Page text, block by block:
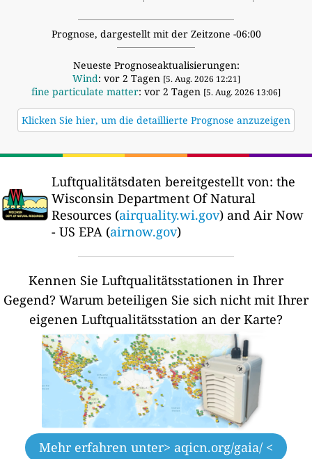
Prognose, dargestellt mit der Zeitzone -06:00
Neueste Prognoseaktualisierungen:
Wind: vor 2 Tagen [5. Aug. 2026 12:21]
fine particulate matter: vor 2 Tagen [5. Aug. 2026 13:06]
Klicken Sie hier, um die detaillierte Prognose anzuzeigen
Luftqualitätsdaten bereitgestellt von: the
Wisconsin Department Of Natural
Resources (airquality.wi.gov) and Air Now
- US EPA (airnow.gov)
Kennen Sie Luftqualitätsstationen in Ihrer
Gegend? Warum beteiligen Sie sich nicht mit Ihrer
eigenen Luftqualitätsstation an der Karte?
Mehr erfahren unter> aqicn.org/gaia/ <